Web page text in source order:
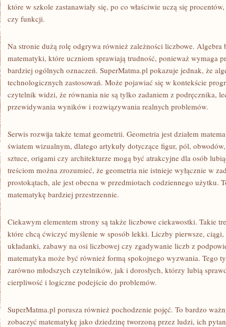
które w szkole zastanawiały się, po co właściwie uczą się
czy funkcji.
Na stronie dużą rolę odgrywa również zależności liczbowe. Algebra
matematyki, które uczniom sprawiają trudność, ponieważ wymaga
bardziej ogólnych oznaczeń. SuperMatma.pl pokazuje jednak, że
technologicznych zastosowań. Może pojawiać się w kontekście
czytelnik widzi, że równania nie są tylko zadaniem z podręcznika,
przewidywania wyników i rozwiązywania realnych problemów.
Serwis rozwija także temat geometrii. Geometria jest działem
światem wizualnym, dlatego artykuły dotyczące figur, pól,
sztuce, origami czy architekturze mogą być atrakcyjne dla osób
treściom można zrozumieć, że geometria nie istnieje wyłącznie w
prostokątach, ale jest obecna w przedmiotach codziennego użytku.
matematykę bardziej przestrzennie.
Ciekawym elementem strony są także liczbowe ciekawostki. Takie
które chcą ćwiczyć myślenie w sposób lekki. Liczby pierwsze,
układanki, zabawy na osi liczbowej czy zgadywanie liczb z
matematyka może być również formą spokojnego wyzwania. Tego
zarówno młodszych czytelników, jak i dorosłych, którzy lubią
cierpliwość i logiczne podejście do problemów.
SuperMatma.pl porusza również pochodzenie pojęć. To bardzo
zobaczyć matematykę jako dziedzinę tworzoną przez ludzi, ich